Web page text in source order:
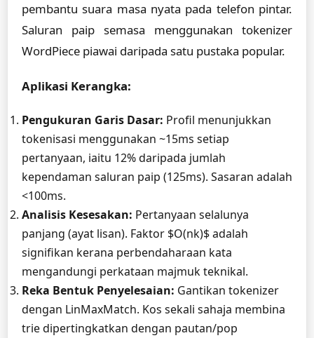
pembantu suara masa nyata pada telefon pintar.
Saluran paip semasa menggunakan tokenizer
WordPiece piawai daripada satu pustaka popular.
Aplikasi Kerangka:
Pengukuran Garis Dasar: Profil menunjukkan
tokenisasi menggunakan ~15ms setiap
pertanyaan, iaitu 12% daripada jumlah
kependaman saluran paip (125ms). Sasaran adalah
<100ms.
Analisis Kesesakan: Pertanyaan selalunya
panjang (ayat lisan). Faktor $O(nk)$ adalah
signifikan kerana perbendaharaan kata
mengandungi perkataan majmuk teknikal.
Reka Bentuk Penyelesaian: Gantikan tokenizer
dengan LinMaxMatch. Kos sekali sahaja membina
trie dipertingkatkan dengan pautan/pop